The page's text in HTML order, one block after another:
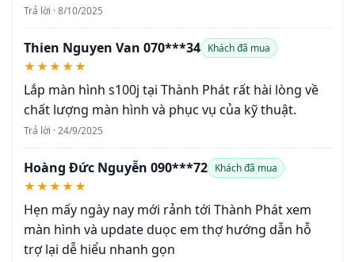
Trả lời · 8/10/2025
Thien Nguyen Van 070***34 Khách đã mua
★★★★★
Lắp màn hình s100j tại Thành Phát rất hài lòng về
chất lượng màn hình và phục vụ của kỹ thuật.
Trả lời · 24/9/2025
Hoàng Đức Nguyễn 090***72 Khách đã mua
★★★★★
Hẹn mấy ngày nay mới rảnh tới Thành Phát xem
màn hình và update duọc em thợ hướng dẫn hỗ
trợ lại dễ hiểu nhanh gọn